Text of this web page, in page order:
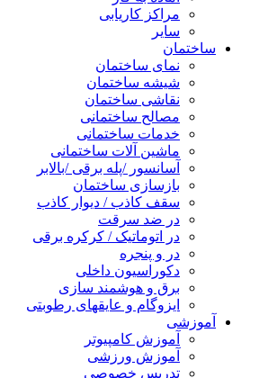
مراکز کاریابی
سایر
ساختمان
نمای ساختمان
شیشه ساختمان
نقاشی ساختمان
مصالح ساختمانی
خدمات ساختمانی
ماشین آلات ساختمانی
آسانسور /پله برقی /بالابر
بازسازی ساختمان
سقف کاذب / دیوار کاذب
در ضد سرقت
در اتوماتیک / کرکره برقی
در و پنجره
دکوراسیون داخلی
برق و هوشمند سازی
ایزوگام و عایقهای رطوبتی
آموزشی
آموزش کامپیوتر
آموزش ورزشی
تدریس خصوصی